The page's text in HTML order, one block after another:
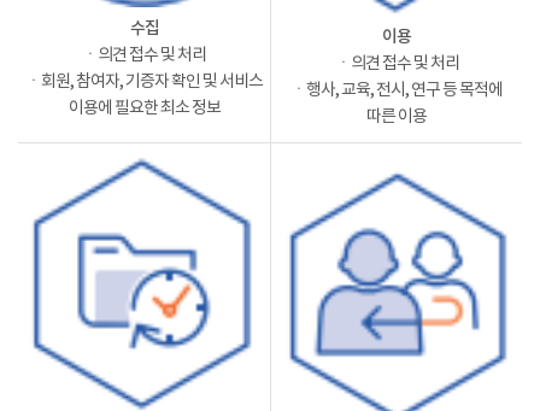
수집
ㆍ의견 접수 및 처리
ㆍ회원, 참여자, 기증자 확인 및 서비스
이용에 필요한 최소 정보
이용
ㆍ의견 접수 및 처리
ㆍ행사, 교육, 전시, 연구 등 목적에
따른 이용